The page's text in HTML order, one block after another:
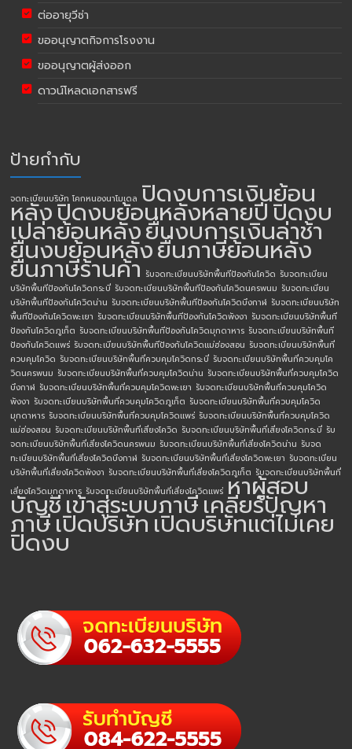
ต่ออายุวีซ่า
ขออนุญาตกิจการโรงงาน
ขออนุญาตผู้ส่งออก
ดาวน์โหลดเอกสารฟรี
ป้ายกำกับ
จดทะเบียนบริษัท โคกหนองนาโมเดล ปิดงบการเงินย้อน
หลังปิดงบย้อนหลังหลายปีปิดงบ
เปล่าย้อนหลังยื่นงบการเงินล่าช้า
ยื่นงบย้อนหลังยื่นภาษีย้อนหลัง
ยื่นภาษีร้านค้า รับจดทะเบียนบริษัทพื้นทีป้องกันโควิด รับจดทะเบียน
บริษัทพื้นทีป้องกันโควิดกระบี่ รับจดทะเบียนบริษัทพื้นทีป้องกันโควิดนครพนม รับจดทะเบียน
บริษัทพื้นทีป้องกันโควิดน่าน รับจดทะเบียนบริษัทพื้นทีป้องกันโควิดบึงกาฬ รับจดทะเบียนบริษัท
พื้นทีป้องกันโควิดพะเยา รับจดทะเบียนบริษัทพื้นทีป้องกันโควิดพังงา รับจดทะเบียนบริษัทพื้นที
ป้องกันโควิดภูเก็ต รับจดทะเบียนบริษัทพื้นทีป้องกันโควิดมุกดาหาร รับจดทะเบียนบริษัทพื้นที
ป้องกันโควิดแพร่ รับจดทะเบียนบริษัทพื้นทีป้องกันโควิดแม่ฮ่องสอน รับจดทะเบียนบริษัทพื้นที่
ควบคุมโควิด รับจดทะเบียนบริษัทพื้นที่ควบคุมโควิดกระบี่ รับจดทะเบียนบริษัทพื้นที่ควบคุมโค
วิดนครพนม รับจดทะเบียนบริษัทพื้นที่ควบคุมโควิดน่าน รับจดทะเบียนบริษัทพื้นที่ควบคุมโควิด
บึงกาฬ รับจดทะเบียนบริษัทพื้นที่ควบคุมโควิดพะเยา รับจดทะเบียนบริษัทพื้นที่ควบคุมโควิด
พังงา รับจดทะเบียนบริษัทพื้นที่ควบคุมโควิดภูเก็ต รับจดทะเบียนบริษัทพื้นที่ควบคุมโควิด
มุกดาหาร รับจดทะเบียนบริษัทพื้นที่ควบคุมโควิดแพร่ รับจดทะเบียนบริษัทพื้นที่ควบคุมโควิด
แม่ฮ่องสอน รับจดทะเบียนบริษัทพื้นที่เสี่ยงโควิด รับจดทะเบียนบริษัทพื้นที่เสี่ยงโควิดกระบี่ รับ
จดทะเบียนบริษัทพื้นที่เสี่ยงโควิดนครพนม รับจดทะเบียนบริษัทพื้นที่เสี่ยงโควิดน่าน รับจด
ทะเบียนบริษัทพื้นที่เสี่ยงโควิดบึงกาฬ รับจดทะเบียนบริษัทพื้นที่เสี่ยงโควิดพะเยา รับจดทะเบียน
บริษัทพื้นที่เสี่ยงโควิดพังงา รับจดทะเบียนบริษัทพื้นที่เสี่ยงโควิดภูเก็ต รับจดทะเบียนบริษัทพื้นที่
เสี่ยงโควิดมุกดาหาร รับจดทะเบียนบริษัทพื้นที่เสี่ยงโควิดแพร่ หาผู้สอบ
บัญชีเข้าสู่ระบบภาษีเคลียร์ปัญหา
ภาษีเปิดบริษัทเปิดบริษัทแต่ไม่เคย
ปิดงบ